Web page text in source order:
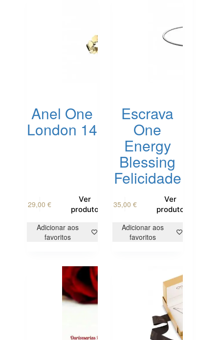
Anel One
London 14
29,00€
Ver
produto
product
multiple
variants.
Adicionar aos
favoritos
Escrava
One
Energy
Blessing
Felicidade
35,00 €
Ver
produto
Adicionar aos
favoritos